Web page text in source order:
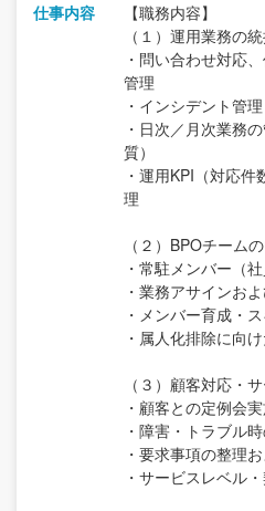
仕事内容
【職務内容】
（１）運用業務の
・問い合わせ対応
管理
・インシデント管
・日次／月次業務
質）
・運用KPI（対応
理
（２）BPOチーム
・常駐メンバー（
・業務アサインお
・メンバー育成・
・属人化排除に向
（３）顧客対応・
・顧客との定例会
・障害・トラブル
・要求事項の整理
・サービスレベル